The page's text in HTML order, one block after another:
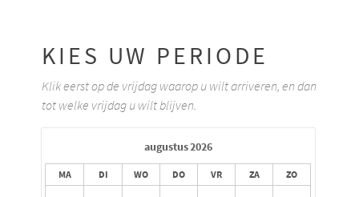
KIES UW PERIODE
Klik eerst op de vrijdag waarop u wilt arriveren, en dan
tot welke vrijdag u wilt blijven.
augustus2026
MA DI WO DO VR ZA ZO